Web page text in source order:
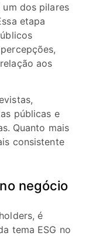
dos pilares
etapa
aos
públicas e
Quanto mais
consistente
negócio
é
tema ESG no